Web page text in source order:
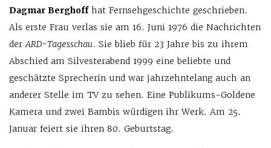
Dagmar Berghoffhat Fernsehgeschichte geschrieben.
Als erste Frau verlas sie am 16. Juni 1976 die Nachrichten
derARD-Tagesschau. Sie blieb für 23 Jahre bis zu ihrem
Abschied am Silvesterabend 1999 eine beliebte und
geschätzte Sprecherin und war jahrzehntelang auch an
anderer Stelle im TV zu sehen. Eine Publikums-Goldene
Kamera und zwei Bambis würdigen ihr Werk. Am 25.
Januar feiert sie ihren 80. Geburtstag.